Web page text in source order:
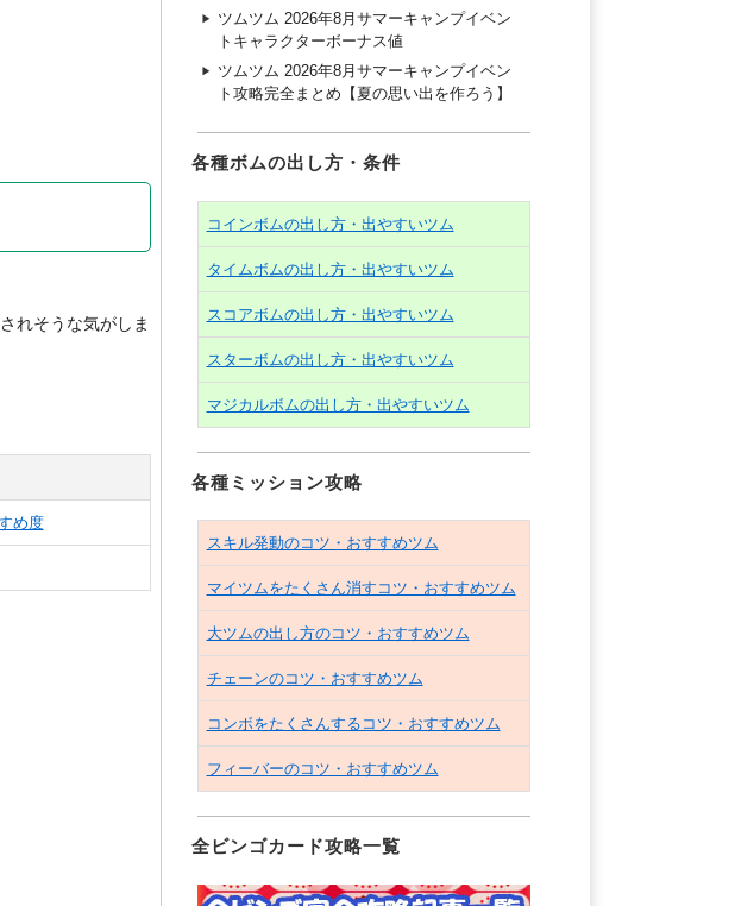
れそうな気がしま
め度
ツムツム 2026年8月サマーキャンプイベン
トキャラクターボーナス値
ツムツム 2026年8月サマーキャンプイベン
ト攻略完全まとめ【夏の思い出を作ろう】
各種ボムの出し方・条件
コインボムの出し方・出やすいツム
タイムボムの出し方・出やすいツム
スコアボムの出し方・出やすいツム
スターボムの出し方・出やすいツム
マジカルボムの出し方・出やすいツム
各種ミッション攻略
スキル発動のコツ・おすすめツム
マイツムをたくさん消すコツ・おすすめツム
大ツムの出し方のコツ・おすすめツム
チェーンのコツ・おすすめツム
コンボをたくさんするコツ・おすすめツム
フィーバーのコツ・おすすめツム
全ビンゴカード攻略一覧